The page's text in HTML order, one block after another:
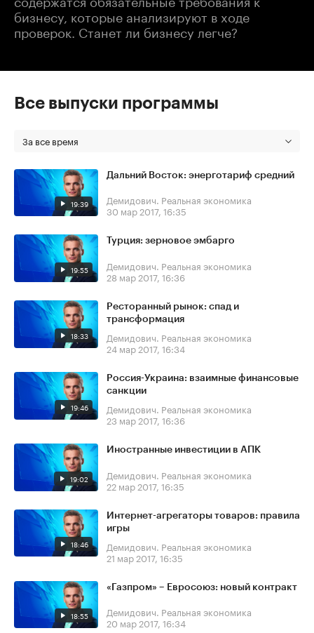
бизнесу, которые анализируют в ходе
проверок. Станет ли бизнесу легче?
Все выпуски программы
За все время
19:39
Дальний Восток: энерготариф средний
Демидович. Реальная экономика
30 мар 2017, 16:35
19:55
Турция: зерновое эмбарго
Демидович. Реальная экономика
28 мар 2017, 16:36
18:33
Ресторанный рынок: спад и
трансформация
Демидович. Реальная экономика
24 мар 2017, 16:34
19:46
Россия-Украина: взаимные финансовые
санкции
Демидович. Реальная экономика
23 мар 2017, 16:36
19:02
Иностранные инвестиции в АПК
Демидович. Реальная экономика
22 мар 2017, 16:35
18:46
Интернет-агрегаторы товаров: правила
игры
Демидович. Реальная экономика
21 мар 2017, 16:35
18:55
«Газпром» – Евросоюз: новый контракт
Демидович. Реальная экономика
20 мар 2017, 16:34